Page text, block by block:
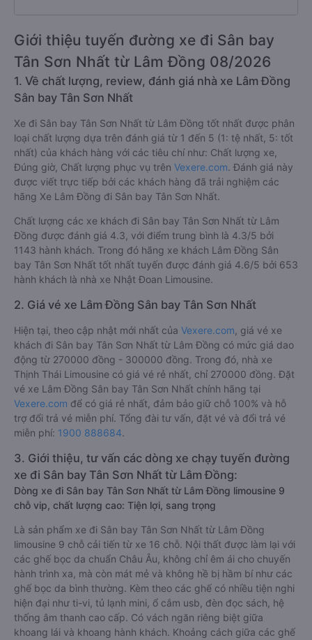
Giới thiệu tuyến đường xe đi Sân bay
Tân Sơn Nhất từ Lâm Đồng 08/2026
1. Về chất lượng, review, đánh giá nhà xe Lâm Đồng
Sân bay Tân Sơn Nhất
Xe đi Sân bay Tân Sơn Nhất từ Lâm Đồng tốt nhất được phân
loại chất lượng dựa trên đánh giá từ 1 đến 5 (1: tệ nhất, 5: tốt
nhất) của khách hàng với các tiêu chí như: Chất lượng xe,
Đúng giờ, Chất lượng phục vụ trên Vexere.com. Đánh giá này
được viết trực tiếp bởi các khách hàng đã trải nghiệm các
hãng Xe Lâm Đồng đi Sân bay Tân Sơn Nhất.
Chất lượng các xe khách đi Sân bay Tân Sơn Nhất từ Lâm
Đồng được đánh giá 4.3, với điểm trung bình là 4.3/5 bởi
1143 hành khách. Trong đó hãng xe khách Lâm Đồng Sân
bay Tân Sơn Nhất tốt nhất tuyến được đánh giá 4.6/5 bởi 653
hành khách là nhà xe Nhật Đoan Limousine.
2. Giá vé xe Lâm Đồng Sân bay Tân Sơn Nhất
Hiện tại, theo cập nhật mới nhất của Vexere.com , giá vé xe
khách đi Sân bay Tân Sơn Nhất từ Lâm Đồng có mức giá dao
động từ 270000 đồng - 300000 đồng. Trong đó, nhà xe
Thịnh Thái Limousine có giá vé rẻ nhất, chỉ 270000 đồng. Đặt
vé xe Lâm Đồng Sân bay Tân Sơn Nhất chính hãng tại
Vexere.com để có giá rẻ nhất, đảm bảo giữ chỗ 100% và hỗ
trợ đổi trả vé miễn phí. Tổng đài tư vấn, đặt vé và đổi trả vé
miễn phí: 1900 888684.
3. Giới thiệu, tư vấn các dòng xe chạy tuyến đường
xe đi Sân bay Tân Sơn Nhất từ Lâm Đồng:
Dòng xe đi Sân bay Tân Sơn Nhất từ Lâm Đồng limousine 9
chỗ vip, chất lượng cao: Tiện lợi, sang trọng
Là sản phẩm xe đi Sân bay Tân Sơn Nhất từ Lâm Đồng
limousine 9 chỗ cải tiến từ xe 16 chỗ. Nội thất được làm lại với
các ghế bọc da chuẩn Châu Âu, không chỉ êm ái cho chuyến
hành trình xa, mà còn mát mẻ và không hề bị hầm bí như các
ghế bọc da bình thường. Kèm theo các ghế có nhiều tiện nghi
hiện đại như ti-vi, tủ lạnh mini, ổ cắm usb, đèn đọc sách, hệ
thống âm thanh cao cấp. Có vách ngăn riêng biệt giữa
khoang lái và khoang hành khách. Khoảng cách giữa các ghế